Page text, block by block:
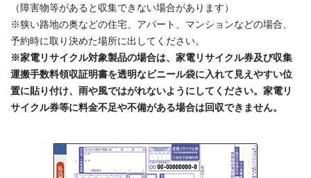
（障害物等があると収集できない場合があります）
※狭い路地の奥などの住宅、アパート、マンションなどの場合、
予約時に取り決めた場所に出してください。
※家電リサイクル対象製品の場合は、家電リサイクル券及び収集
運搬手数料領収証明書を透明なビニール袋に入れて見えやすい位
置に貼り付け、雨や風ではがれないようにしてください。家電リ
サイクル券等に料金不足や不備がある場合は回収できません。